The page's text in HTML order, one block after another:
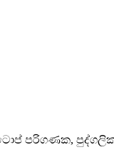
පරිගණක,